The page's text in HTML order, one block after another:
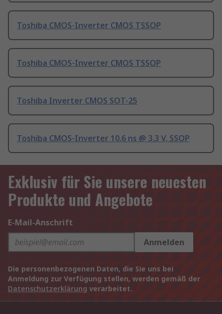
Toshiba CMOS-Inverter CMOS TSSOP
Toshiba CMOS-Inverter CMOS TSSOP
Toshiba Inverter CMOS SOT-25
Toshiba CMOS-Inverter 10.6 ns @ 3.3 V, SSOP
Exklusiv für Sie unsere neuesten
Produkte und Angebote
E-Mail-Anschrift
Anmelden
Die personenbezogenen Daten, die Sie uns bei
Anmeldung zur Verfügung stellen, werden gemäß der
Datenschutzerklärung verarbeitet.